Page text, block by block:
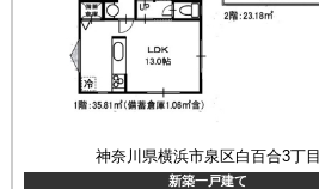
神奈川県横浜市泉区白百合3丁目
新築一戸建て